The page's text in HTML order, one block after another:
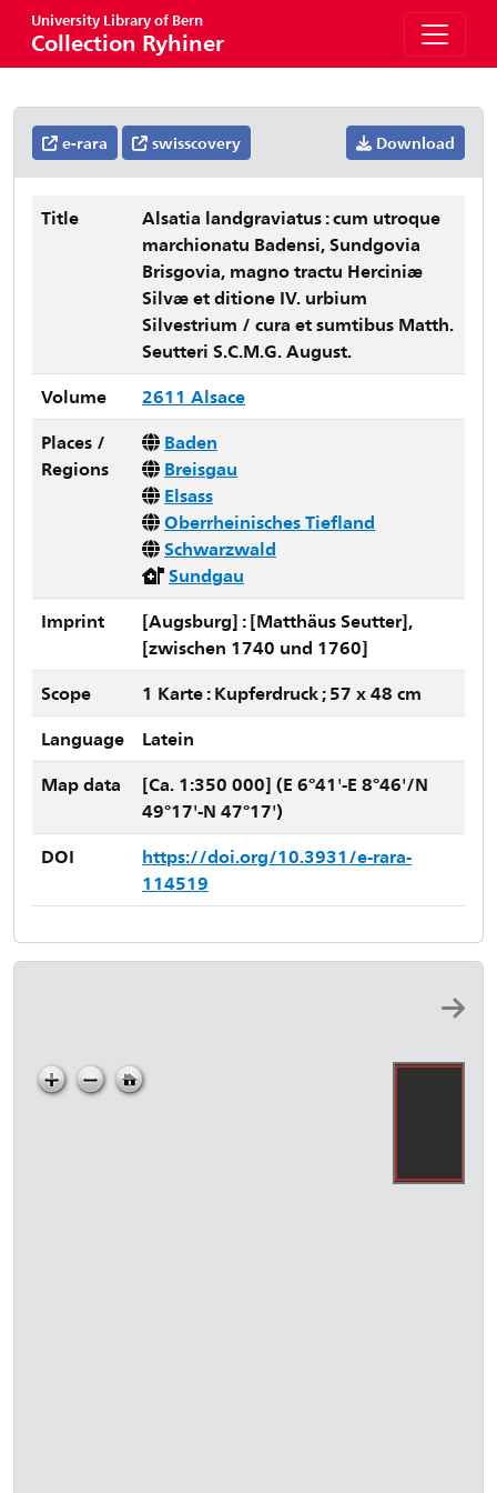
University Library of Bern
Collection Ryhiner
e-rara swisscovery Download
Title
Alsatia landgraviatus : cum utroque
marchionatu Badensi, Sundgovia
Brisgovia, magno tractu Herciniæ
Silvæ et ditione IV. urbium
Silvestrium / cura et sumtibus Matth.
Seutteri S.C.M.G. August.
Volume
2611 Alsace
Places /
Regions
Baden
Breisgau
Elsass
Oberrheinisches Tiefland
Schwarzwald
Sundgau
Imprint
[Augsburg] : [Matthäus Seutter],
[zwischen 1740 und 1760]
Scope
1 Karte : Kupferdruck ; 57 x 48 cm
Language
Latein
Map data
[Ca. 1:350 000] (E 6°41'-E 8°46'/N
49°17'-N 47°17')
DOI
https://doi.org/10.3931/e-rara-
114519